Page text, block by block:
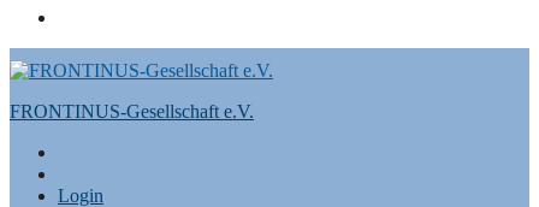
Skip
to
content
FRONTINUS-Gesellschaft e.V.
Login